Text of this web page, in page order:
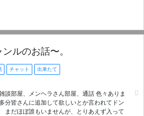
しております
ルのお話〜。
チャット 出来たて
談部屋、メンヘラさん部屋、通話 色々ありま
分皆さんに追加して欲しいとか言われてドン
まだほぼ誰もいませんが、とりあえず入って